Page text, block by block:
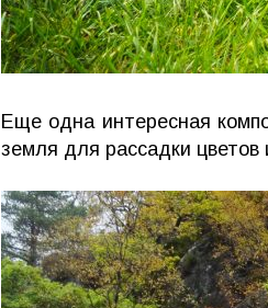
Еще одна интересная
земля для рассадки цветов